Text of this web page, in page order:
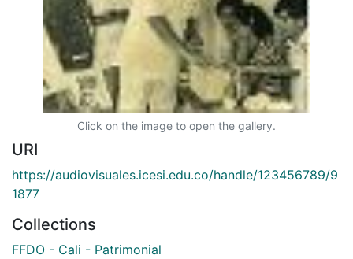
Click on the image to open the gallery.
URI
https://audiovisuales.icesi.edu.co/handle/123456789/9
1877
Collections
FFDO - Cali - Patrimonial